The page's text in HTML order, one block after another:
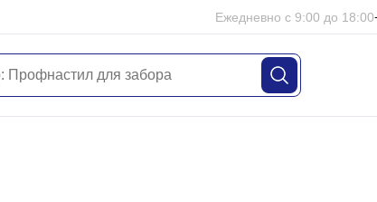
Ежедневно с 9:00 до 18:00